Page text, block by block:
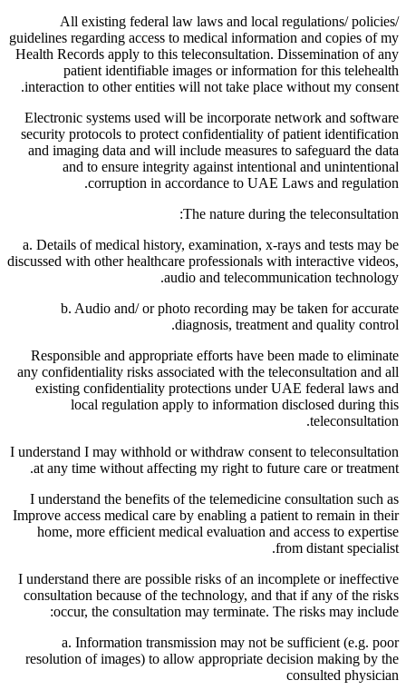
All existing federal law laws and local regulations/ policies/
guidelines regarding access to medical information and copies of my
Health Records apply to this teleconsultation. Dissemination of any
patient identifiable images or information for this telehealth
interaction to other entities will not take place without my consent.
Electronic systems used will be incorporate network and software
security protocols to protect confidentiality of patient identification
and imaging data and will include measures to safeguard the data
and to ensure integrity against intentional and unintentional
corruption in accordance to UAE Laws and regulation.
The nature during the teleconsultation:
a. Details of medical history, examination, x-rays and tests may be
discussed with other healthcare professionals with interactive videos,
audio and telecommunication technology.
b. Audio and/ or photo recording may be taken for accurate
diagnosis, treatment and quality control.
Responsible and appropriate efforts have been made to eliminate
any confidentiality risks associated with the teleconsultation and all
existing confidentiality protections under UAE federal laws and
local regulation apply to information disclosed during this
teleconsultation.
I understand I may withhold or withdraw consent to teleconsultation
at any time without affecting my right to future care or treatment.
I understand the benefits of the telemedicine consultation such as
Improve access medical care by enabling a patient to remain in their
home, more efficient medical evaluation and access to expertise
from distant specialist.
I understand there are possible risks of an incomplete or ineffective
consultation because of the technology, and that if any of the risks
occur, the consultation may terminate. The risks may include:
a. Information transmission may not be sufficient (e.g. poor
resolution of images) to allow appropriate decision making by the
consulted physician